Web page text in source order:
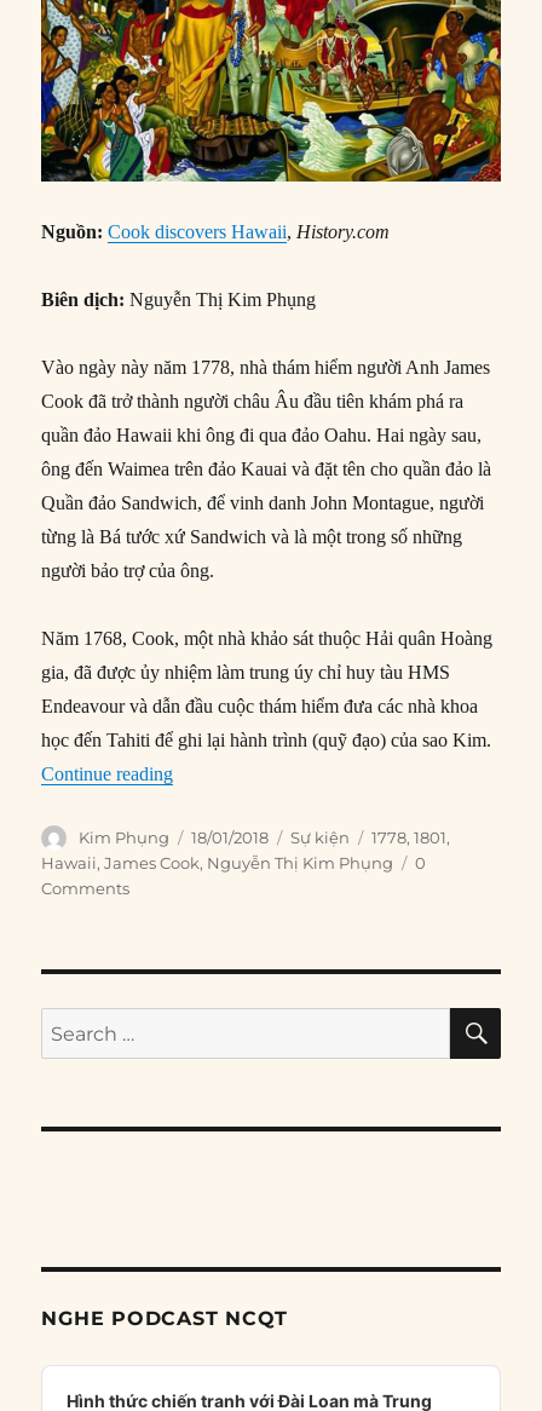
Nguồn: Cook discovers Hawaii, History.com
Biên dịch: Nguyễn Thị Kim Phụng
Vào ngày này năm 1778, nhà thám hiểm người Anh James
Cook đã trở thành người châu Âu đầu tiên khám phá ra
quần đảo Hawaii khi ông đi qua đảo Oahu. Hai ngày sau,
ông đến Waimea trên đảo Kauai và đặt tên cho quần đảo là
Quần đảo Sandwich, để vinh danh John Montague, người
từng là Bá tước xứ Sandwich và là một trong số những
người bảo trợ của ông.
Năm 1768, Cook, một nhà khảo sát thuộc Hải quân Hoàng
gia, đã được ủy nhiệm làm trung úy chỉ huy tàu HMS
Endeavour và dẫn đầu cuộc thám hiểm đưa các nhà khoa
học đến Tahiti để ghi lại hành trình (quỹ đạo) của sao Kim.
Continue reading“18/01/1778: James Cook phát hiện ra Hawaii”
Author
Kim Phụng
Posted
on
18/01/2018 Categories
Sự kiện Tags
1778,1801,
Hawaii,James Cook, Nguyễn Thị Kim Phụng
0
Comments
Search
for:
NGHE PODCAST NCQT
Audio
Player
Hình thức chiến tranh với Đài Loan mà Trung